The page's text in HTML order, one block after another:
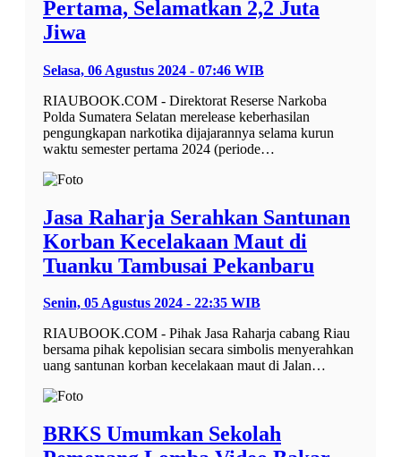
Pertama, Selamatkan 2,2 Juta
Jiwa
Selasa, 06 Agustus 2024 - 07:46 WIB
RIAUBOOK.COM - Direktorat Reserse Narkoba
Polda Sumatera Selatan merelease keberhasilan
pengungkapan narkotika dijajarannya selama kurun
waktu semester pertama 2024 (periode…
Jasa Raharja Serahkan Santunan
Korban Kecelakaan Maut di
Tuanku Tambusai Pekanbaru
Senin, 05 Agustus 2024 - 22:35 WIB
RIAUBOOK.COM - Pihak Jasa Raharja cabang Riau
bersama pihak kepolisian secara simbolis menyerahkan
uang santunan korban kecelakaan maut di Jalan…
BRKS Umumkan Sekolah